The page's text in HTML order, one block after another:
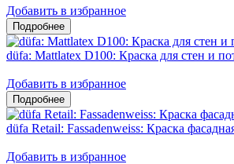
Добавить в избранное
düfa: Mattlatex D100: Краска для стен и
Добавить в избранное
düfa Retail: Fassadenweiss: Краска
Добавить в избранное